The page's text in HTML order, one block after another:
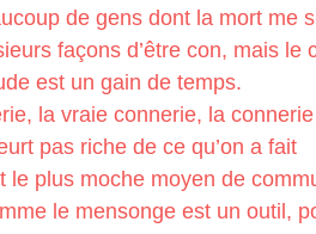
de gens dont la mort me
façons d’être con, mais le
est un gain de temps.
la vraie connerie, la
pas riche de ce qu’on a fait
le plus moche moyen de
le mensonge est un outil,